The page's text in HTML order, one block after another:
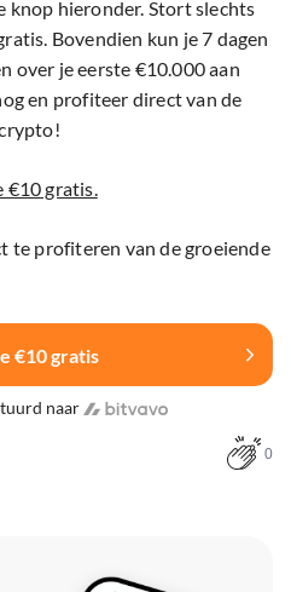
knop hieronder. Stort slechts
Bovendien kun je 7 dagen
over je eerste €10.000 aan
en profiteer direct van de
€10 gratis.
te profiteren van de groeiende
€10 gratis
naar
0